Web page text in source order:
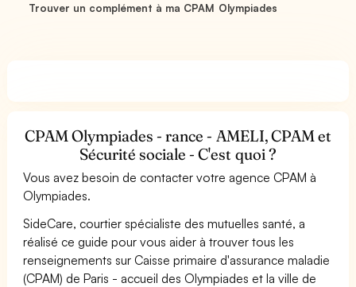
Trouver un complément à ma CPAM Olympiades
CPAM Olympiades - rance - AMELI, CPAM et
Sécurité sociale - C'est quoi ?
Vous avez besoin de contacter votre agence CPAM à
Olympiades.
SideCare, courtier spécialiste des mutuelles santé, a
réalisé ce guide pour vous aider à trouver tous les
renseignements sur Caisse primaire d'assurance maladie
(CPAM) de Paris - accueil des Olympiades et la ville de